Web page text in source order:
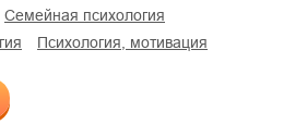
семейная психология
психология, мотивация